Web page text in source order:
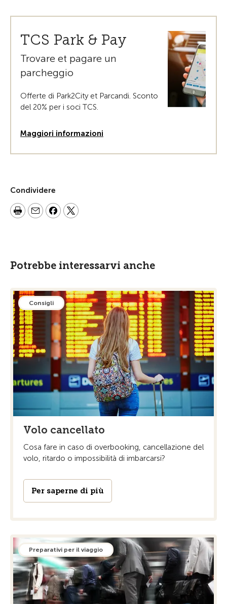
TCS Park & Pay
Trovare et pagare un
parcheggio
Offerte di Park2City et Parcandi. Sconto
del 20% per i soci TCS.
Maggiori informazioni
Condividere
Potrebbe interessarvi anche
Consigli
Volo cancellato
Cosa fare in caso di overbooking, cancellazione del
volo, ritardo o impossibilità di imbarcarsi?
Per saperne di più
Preparativi per il viaggio